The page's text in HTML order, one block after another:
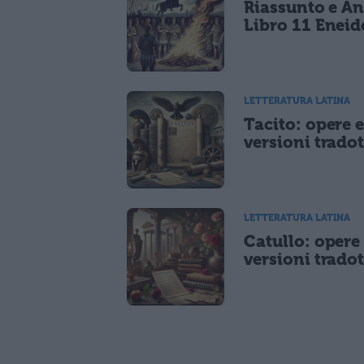
Riassunto e
Libro 11
LETTERATURA LATINA
Tacito: opere e
versioni
LETTERATURA LATINA
Catullo: opere
versioni